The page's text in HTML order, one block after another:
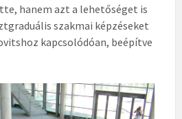
hanem azt a lehetőséget is
szakmai képzéseket
kapcsolódóan, beépítve